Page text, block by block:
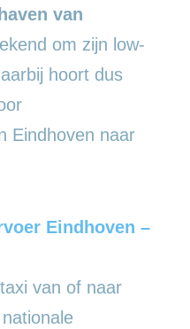
van
om zijn low-
hoort dus
Eindhoven naar
Eindhoven –
van of naar